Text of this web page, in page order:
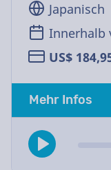
Japanisch
Innerhalb
US$
Mehr Infos